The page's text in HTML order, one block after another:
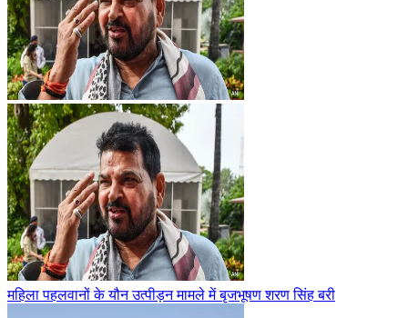
महिला पहलवानों के यौन उत्पीड़न मामले में बृजभूषण शरण सिंह बरी